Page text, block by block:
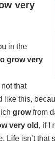
very
in the
grow very
that
like this,
growfrom
very old , if I
Life isn’t that